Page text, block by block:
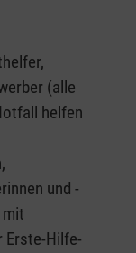
(alle
helfen
und -
Erste-Hilfe-